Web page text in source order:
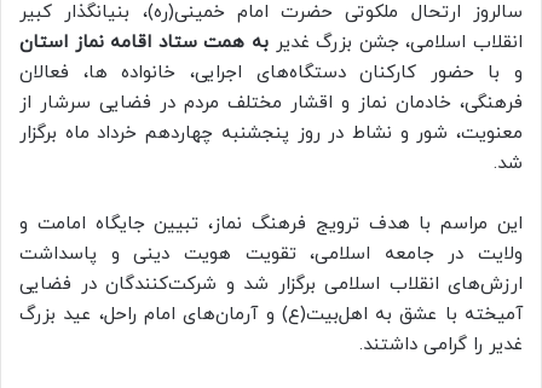
سالروز ارتحال ملکوتی حضرت امام خمینی(ره)، بنیانگذار کبیر
انقلاب اسلامی، جشن بزرگ غدیر به همت ستاد اقامه نماز استان
و با حضور کارکنان دستگاه‌های اجرایی، خانواده‌ ها، فعالان
فرهنگی، خادمان نماز و اقشار مختلف مردم در فضایی سرشار از
معنویت، شور و نشاط در روز پنجشنبه چهاردهم خرداد ماه برگزار
شد.
این مراسم با هدف ترویج فرهنگ نماز، تبیین جایگاه امامت و
ولایت در جامعه اسلامی، تقویت هویت دینی و پاسداشت
ارزش‌های انقلاب اسلامی برگزار شد و شرکت‌کنندگان در فضایی
آمیخته با عشق به اهل‌بیت(ع) و آرمان‌های امام راحل، عید بزرگ
غدیر را گرامی داشتند.